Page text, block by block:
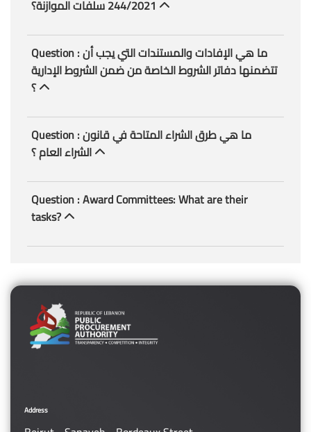
Question : ما هي الإفادات والمستندات التي يجب أن
تتضمنها دفاتر الشروط الخاصة من ضمن الشروط الإدارية
؟
Question : ما هي طرق الشراء المتاحة في قانون
Question : Award Committees: What are their
tasks?
Address